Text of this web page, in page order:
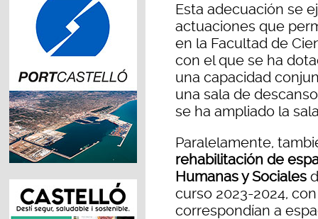
Esta adecuación se
actuaciones que
en la Facultad de
con el que se ha
una capacidad
una sala de
se ha ampliado la
Paralelamente,
rehabilitación de
Humanas y Sociales
curso 2023-2024,
correspondían a